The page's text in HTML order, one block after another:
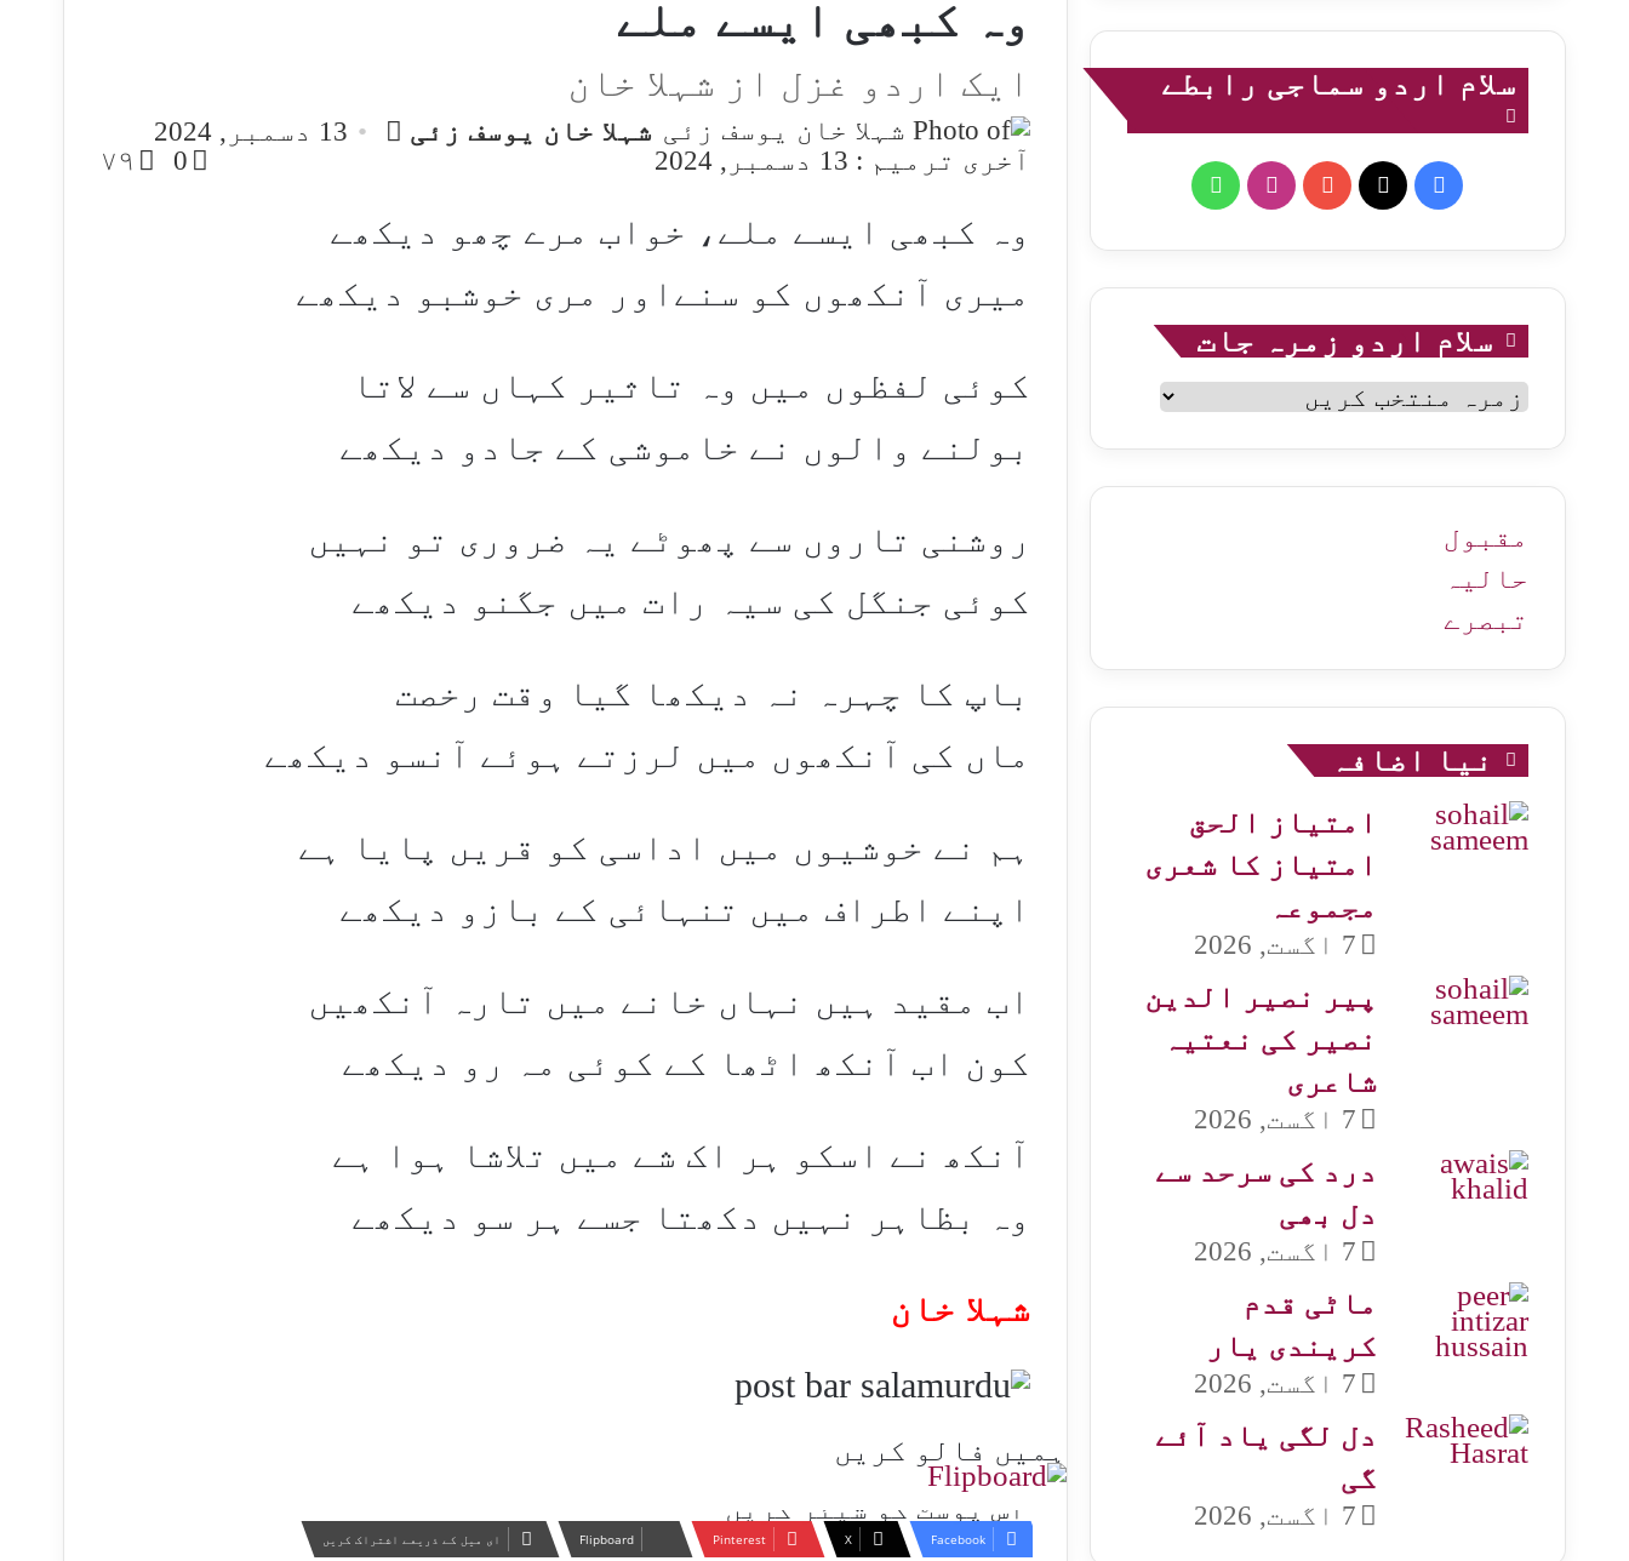
وہ کبھی ایسے ملے
ایک اردو غزل از شہلا خان
شہلا خان یوسف زئی
Send13 دسمبر, 2024
آخری ترمیم : 13 دسمبر, 2024
0 ۷۹
وہ کبھی ایسے ملے، خواب مرے چھو دیکھے
میری آنکھوں کو سنےاور مری خوشبو دیکھے
کوئی لفظوں میں وہ تاثیر کہاں سے لاتا
بولنے والوں نے خاموشی کے جادو دیکھے
روشنی تاروں سے پھوٹے یہ ضروری تو نہیں
کوئی جنگل کی سیہ رات میں جگنو دیکھے
باپ کا چہرہ نہ دیکھا گیا وقت رخصت
ماں کی آنکھوں میں لرزتے ہوئے آنسو دیکھے
ہم نے خوشیوں میں اداسی کو قریں پایا ہے
اپنے اطراف میں تنہائی کے بازو دیکھے
اب مقید ہیں نہاں خانے میں تارہ آنکھیں
کون اب آنکھ اٹھا کے کوئی مہ رو دیکھے
آنکھ نے اسکو ہر اک شے میں تلاشا ہوا ہے
وہ بظاہر نہیں دکھتا جسے ہر سو دیکھے
شہلا خان
ہمیں فالو کریں
اس پوسٹ کو شیئر کریں
Facebook
X
Pinterest
Flipboard ای میل کے ذریعے اشتراک کریں
سلام اردو سماجی رابطے
Facebook
YouTube
Instagram
WhatsApp
سلام اردو زمرہ جات
سلام
اردو
زمرہ
مقبول
حالیہ
تبصرے
نیا اضافہ
امتیاز الحق
امتیاز کا شعری
مجموعہ
7 اگست, 2026
پیر نصیر الدین
نصیر کی نعتیہ
شاعری
7 اگست, 2026
درد کی سرحد سے
دل بھی
7 اگست, 2026
ماٹی قدم
کریندی یار
7 اگست, 2026
دل لگی یاد آئے
گی
7 اگست, 2026